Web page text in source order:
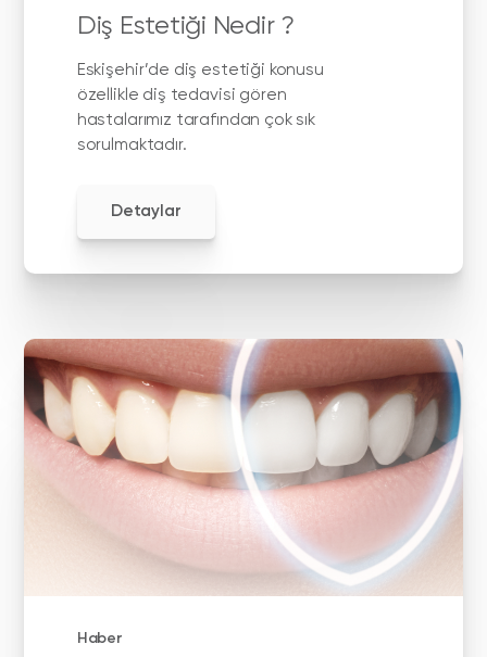
Diş Estetiği Nedir ?
Eskişehir’de diş estetiği konusu
özellikle diş tedavisi gören
hastalarımız tarafından çok sık
sorulmaktadır.
Detaylar
Haber